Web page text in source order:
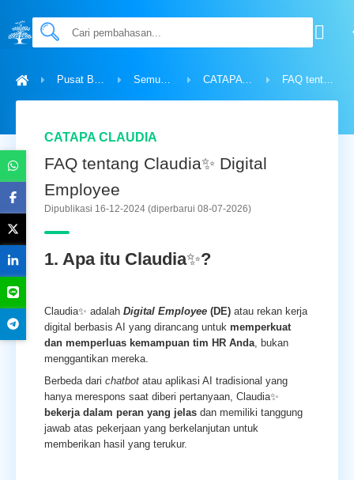
Pusat Bantuan Semua Topik CATAPA Claudia FAQ tentang Claudia✨ Digital Employee
CATAPA CLAUDIA
FAQ tentang Claudia✨ Digital
Employee
Dipublikasi 16-12-2024 (diperbarui 08-07-2026)
1. Apa itu Claudia✨?
Claudia✨ adalah Digital Employee (DE) atau rekan kerja
digital berbasis AI yang dirancang untuk memperkuat
dan memperluas kemampuan tim HR Anda, bukan
menggantikan mereka.
Berbeda dari chatbot atau aplikasi AI tradisional yang
hanya merespons saat diberi pertanyaan, Claudia✨
bekerja dalam peran yang jelas dan memiliki tanggung
jawab atas pekerjaan yang berkelanjutan untuk
memberikan hasil yang terukur.